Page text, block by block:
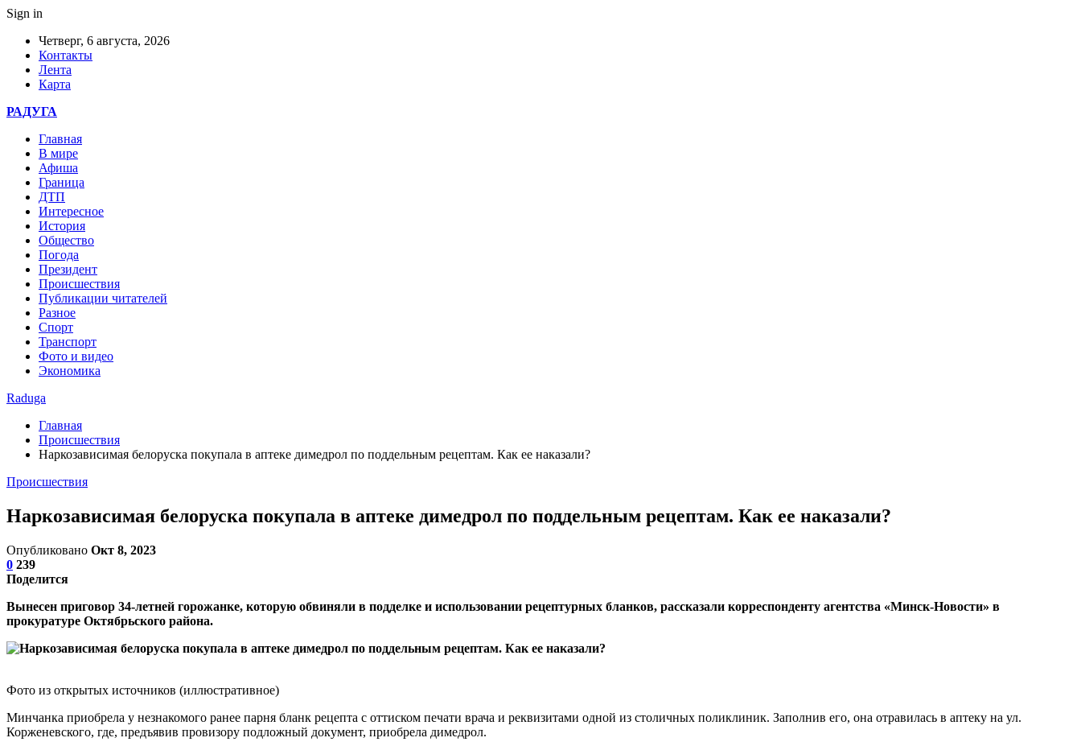
Sign in
Четверг, 6 августа, 2026
Контакты
Лента
Карта
РАДУГА
Главная
В мире
Афиша
Граница
ДТП
Интересное
История
Общество
Погода
Президент
Происшествия
Публикации читателей
Разное
Спорт
Транспорт
Фото и видео
Экономика
Raduga
Главная
Происшествия
Наркозависимая белоруска покупала в аптеке димедрол по поддельным рецептам. Как ее наказали?
Происшествия
Наркозависимая белоруска покупала в аптеке димедрол по поддельным рецептам. Как ее наказали?
Опубликовано Окт 8, 2023
0 239
Поделится
Вынесен приговор 34-летней горожанке, которую обвиняли в подделке и использовании рецептурных бланков, рассказали корреспонденту агентства «Минск-Новости» в
прокуратуре Октябрьского района.
Фото из открытых источников (иллюстративное)
Минчанка приобрела у незнакомого ранее парня бланк рецепта с оттиском печати врача и реквизитами одной из столичных поликлиник. Заполнив его, она отравилась в аптеку на ул.
Корженевского, где, предъявив провизору подложный документ, приобрела димедрол.